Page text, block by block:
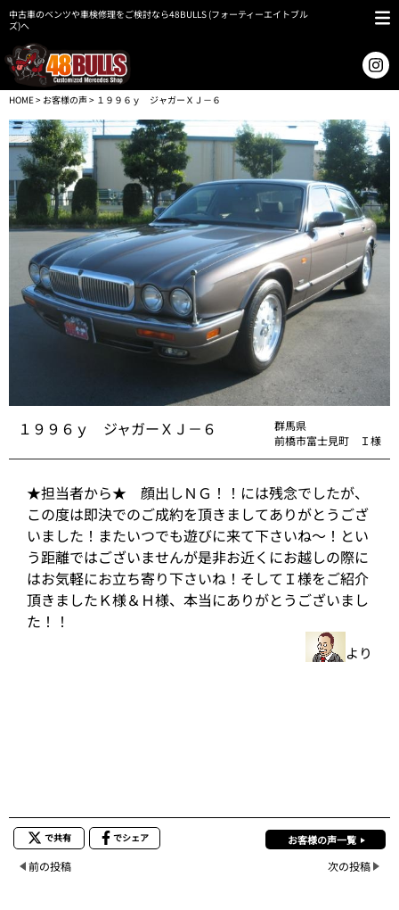
中古車のベンツや車検修理をご検討なら48BULLS (フォーティーエイトブル
ズ)へ
HOME> お客様の声> １９９６ｙ ジャガーＸＪ－６
１９９６ｙ ジャガーＸＪ－６
群馬県
前橋市富士見町 Ｉ様
★担当者から★ 顔出しＮＧ！！には残念でしたが、
この度は即決でのご成約を頂きましてありがとうござ
いました！またいつでも遊びに来て下さいね～！とい
う距離ではございませんが是非お近くにお越しの際に
はお気軽にお立ち寄り下さいね！そしてＩ様をご紹介
頂きましたＫ様＆Ｈ様、本当にありがとうございまし
た！！
より
で共有 でシェア お客様の声一覧
前の投稿 次の投稿